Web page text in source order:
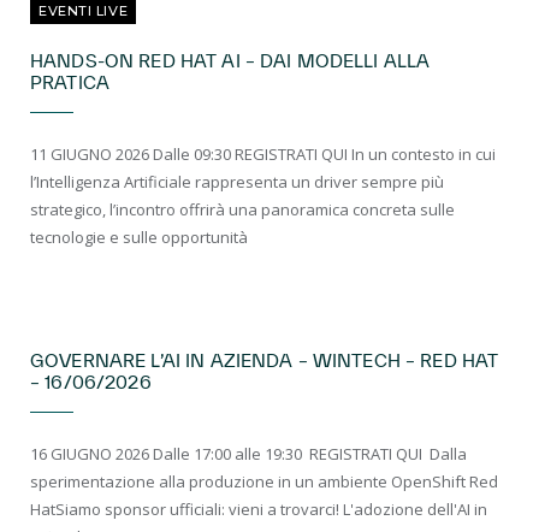
EVENTI LIVE
HANDS-ON RED HAT AI – DAI MODELLI ALLA
PRATICA
11 GIUGNO 2026 Dalle 09:30 REGISTRATI QUI In un contesto in cui
l’Intelligenza Artificiale rappresenta un driver sempre più
strategico, l’incontro offrirà una panoramica concreta sulle
tecnologie e sulle opportunità
GOVERNARE L’AI IN AZIENDA – WINTECH – RED HAT
– 16/06/2026
16 GIUGNO 2026 Dalle 17:00 alle 19:30 REGISTRATI QUI ​ Dalla
sperimentazione alla produzione in un ambiente OpenShift Red
HatSiamo sponsor ufficiali: vieni a trovarci! L'adozione dell'AI in